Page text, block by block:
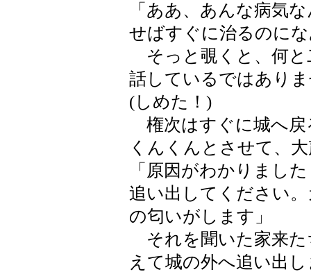
「ああ、あんな病気
せばすぐに治るのに
そっと覗くと、何と
話しているではあり
(しめた！)
権次はすぐに城へ戻
くんくんとさせて、
「原因がわかりまし
追い出してください
の匂いがします」
それを聞いた家来た
えて城の外へ追い出